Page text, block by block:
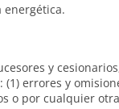
y
errores y
o por cualquier